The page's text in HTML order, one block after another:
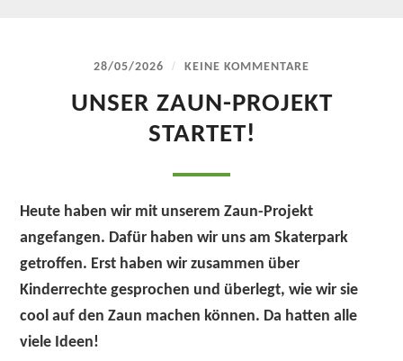
28/05/2026 / KEINE KOMMENTARE
UNSER ZAUN-PROJEKT
STARTET!
Heute haben wir mit unserem Zaun-Projekt
angefangen. Dafür haben wir uns am Skaterpark
getroffen. Erst haben wir zusammen über
Kinderrechte gesprochen und überlegt, wie wir sie
cool auf den Zaun machen können. Da hatten alle
viele Ideen!